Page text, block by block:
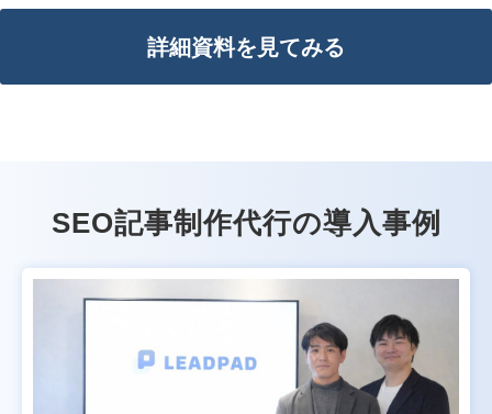
詳細資料を見てみる
SEO記事制作代行の導入事例